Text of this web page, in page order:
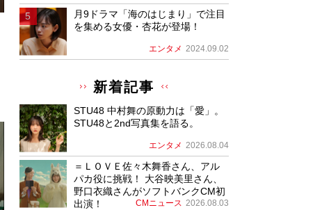
月9ドラマ「海のはじまり」で注目
を集める女優・杏花が登場！
エンタメ 2024.09.02
新着記事
STU48 中村舞の原動力は「愛」。
STU48と2nd写真集を語る。
エンタメ 2026.08.04
＝ＬＯＶＥ佐々木舞香さん、アル
パカ役に挑戦！ 大谷映美里さん、
野口衣織さんがソフトバンクCM初
出演！
CMニュース 2026.08.03